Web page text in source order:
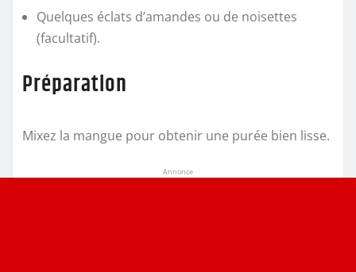
Quelques éclats d’amandes ou de noisettes
(facultatif).
Préparation
Mixez la mangue pour obtenir une purée bien lisse.
Annonce